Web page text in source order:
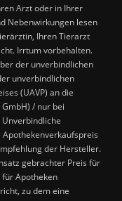
Arzt oder in Ihrer
Nebenwirkungen lesen
Ihren Tierarzt
Irrtum vorbehalten.
der unverbindlichen
unverbindlichen
(UAVP) an die
/ nur bei
Apothekenverkaufspreis
der Hersteller.
gebrachter Preis für
Apotheken
zu dem eine